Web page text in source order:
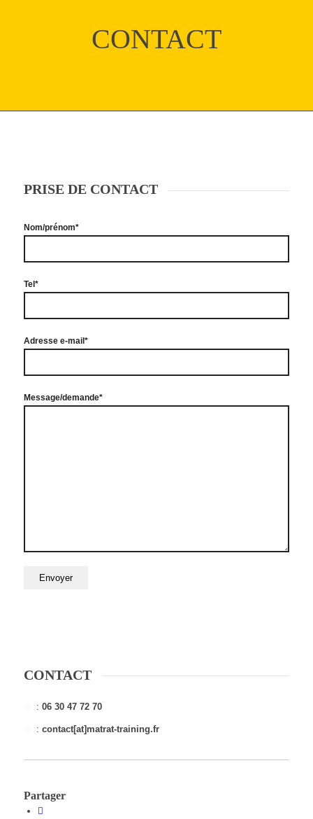
CONTACT
PRISE DE CONTACT
Nom/prénom*
Tel*
Adresse e-mail*
Message/demande*
CONTACT
:06 30 47 72 70
:contact[at]matrat-training.fr
Partager